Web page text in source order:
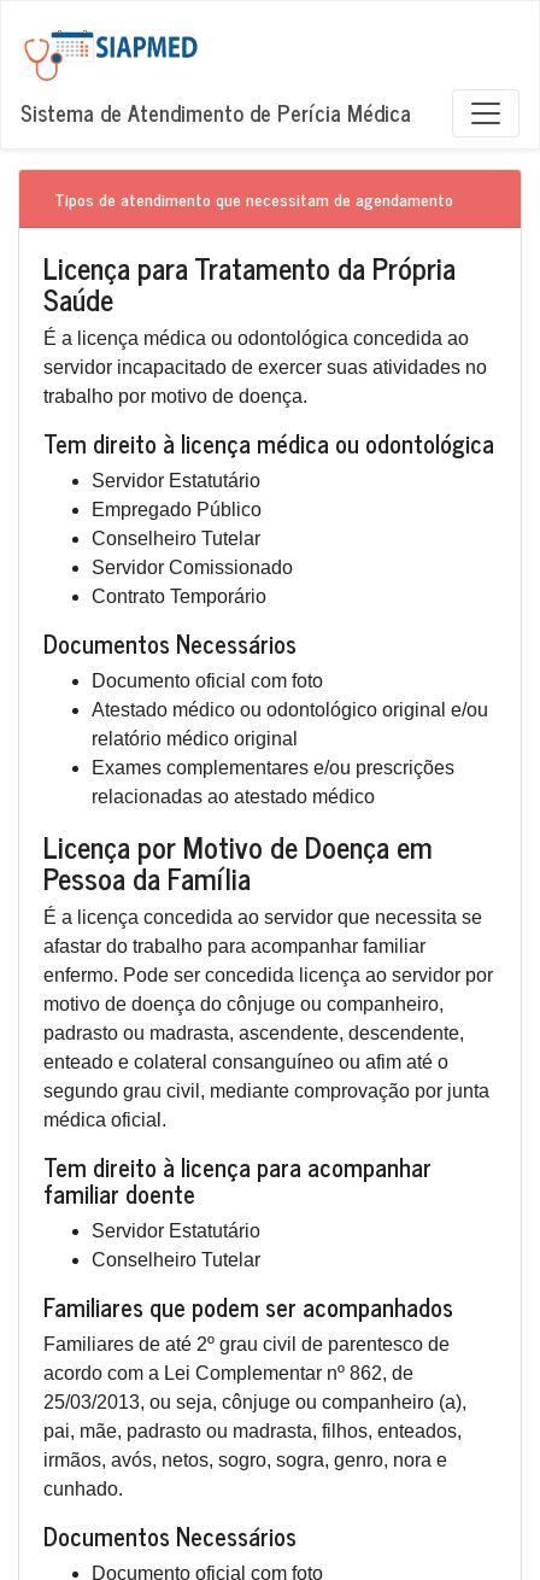
Sistema de Atendimento de Perícia Médica
Tipos de atendimento que necessitam de agendamento
Licença para Tratamento da Própria
Saúde
É a licença médica ou odontológica concedida ao
servidor incapacitado de exercer suas atividades no
trabalho por motivo de doença.
Tem direito à licença médica ou odontológica
Servidor Estatutário
Empregado Público
Conselheiro Tutelar
Servidor Comissionado
Contrato Temporário
Documentos Necessários
Documento oficial com foto
Atestado médico ou odontológico original e/ou
relatório médico original
Exames complementares e/ou prescrições
relacionadas ao atestado médico
Licença por Motivo de Doença em
Pessoa da Família
É a licença concedida ao servidor que necessita se
afastar do trabalho para acompanhar familiar
enfermo. Pode ser concedida licença ao servidor por
motivo de doença do cônjuge ou companheiro,
padrasto ou madrasta, ascendente, descendente,
enteado e colateral consanguíneo ou afim até o
segundo grau civil, mediante comprovação por junta
médica oficial.
Tem direito à licença para acompanhar
familiar doente
Servidor Estatutário
Conselheiro Tutelar
Familiares que podem ser acompanhados
Familiares de até 2º grau civil de parentesco de
acordo com a Lei Complementar nº 862, de
25/03/2013, ou seja, cônjuge ou companheiro (a),
pai, mãe, padrasto ou madrasta, filhos, enteados,
irmãos, avós, netos, sogro, sogra, genro, nora e
cunhado.
Documentos Necessários
Documento oficial com foto